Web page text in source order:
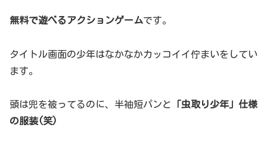
無料で遊べるアクションゲームです。
タイトル画面の少年はなかなかカッコイイ佇まいをしてい
ます。
頭は兜を被ってるのに、半袖短パンと
「虫取り少年」仕様
の服装(笑)